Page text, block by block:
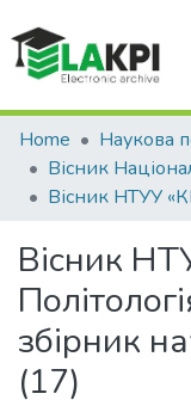
Communities &
All of DSpace
Home
Наукова
Вісник
збірник
(17)